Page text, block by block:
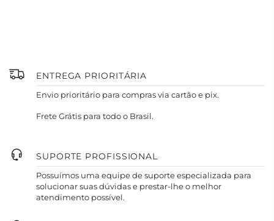
ENTREGA PRIORITÁRIA
Envio prioritário para compras via cartão e pix.
Frete Grátis para todo o Brasil.
SUPORTE PROFISSIONAL
Possuímos uma equipe de suporte especializada para
solucionar suas dúvidas e prestar-lhe o melhor
atendimento possível.